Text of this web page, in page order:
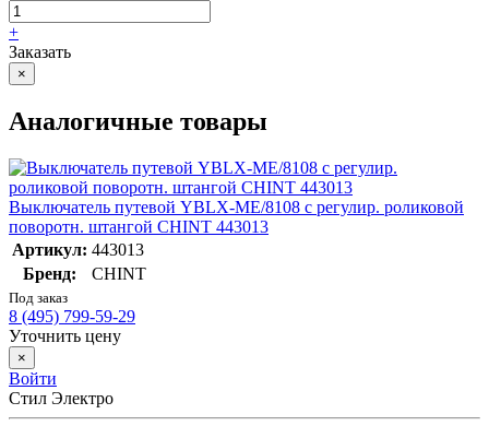
+
Заказать
×
Аналогичные товары
Выключатель путевой YBLX-ME/8108 с регулир. роликовой
поворотн. штангой CHINT 443013
Артикул: 443013
Бренд:
CHINT
Под заказ
8 (495) 799-59-29
Уточнить цену
×
Войти
Стил Электро